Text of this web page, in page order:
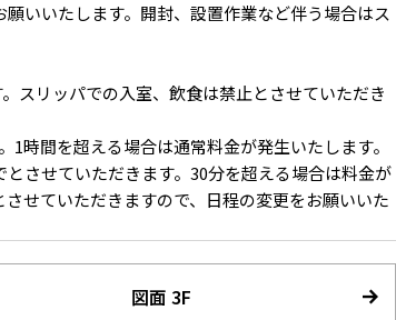
いいたします。開封、設置作業など伴う場合はス
スリッパでの入室、飲食は禁止とさせていただき
時間を超える場合は通常料金が発生いたします。
とさせていただきます。30分を超える場合は料金が
せていただきますので、日程の変更をお願いいた
図面 3F